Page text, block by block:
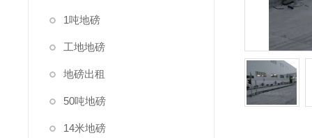
1吨地磅
工地地磅
地磅出租
50吨地磅
14米地磅